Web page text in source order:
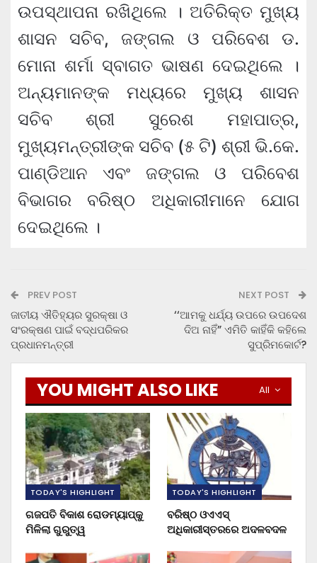
ଉପସ୍ଥାପନା ରଖିଥିଲେ । ଅତିରିକ୍ତ ମୁଖ୍ୟ
ଶାସନ ସଚିବ, ଜଙ୍ଗଲ ଓ ପରିବେଶ ଡ.
ମୋନା ଶର୍ମା ସ୍ବାଗତ ଭାଷଣ ଦେଇଥିଲେ ।
ଅନ୍ୟମାନଙ୍କ ମଧ୍ୟରେ ମୁଖ୍ୟ ଶାସନ
ସଚିବ ଶ୍ରୀ ସୁରେଶ ମହାପାତ୍ର,
ମୁଖ୍ୟମନ୍ତ୍ରୀଙ୍କ ସଚିବ (୫ ଟି) ଶ୍ରୀ ଭି.କେ.
ପାଣ୍ଡିଆନ ଏବଂ ଜଙ୍ଗଲ ଓ ପରିବେଶ
ବିଭାଗର ବରିଷ୍ଠ ଅଧିକାରୀମାନେ ଯୋଗ
ଦେଇଥିଲେ ।
PREV POST
ଜାତୀୟ ଐତିହ୍ୟର ସୁରକ୍ଷା ଓ
ସଂରକ୍ଷଣ ପାଇଁ ବଦ୍ଧପରିକର
ପ୍ରଧାନମନ୍ତ୍ରୀ
NEXT POST
‘‘ଆମକୁ ଧର୍ଯ୍ୟ ଉପରେ ଉପଦେଶ
ଦିଅ ନାହିଁ” ଏମିତି କାହିଁକି କହିଲେ
ସୁପ୍ରିମକୋର୍ଟ?
All
YOU MIGHT ALSO LIKE
TODAY'S HIGHLIGHT
ଗଜପତି ବିକାଶ ରୋଡମ୍ୟାପ୍‌କୁ
ମିଳିଲା ଗୁରୁତ୍ୱ
TODAY'S HIGHLIGHT
ବରିଷ୍ଠ ଓଏଏସ୍‌
ଅଧିକାରୀସ୍ତରରେ ଅଦଳବଦଳ